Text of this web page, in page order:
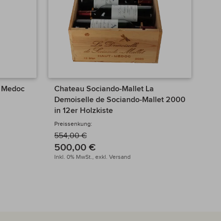
Chateau Sociando-Mallet La
Demoiselle de Sociando-Mallet 2000
in 12er Holzkiste
Preissenkung:
554,00 €
500,00 €
Inkl. 0% MwSt., exkl. Versand